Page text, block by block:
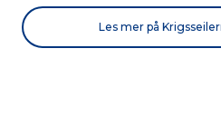
Les mer på